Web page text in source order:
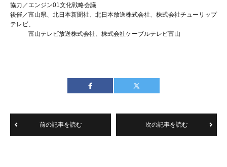
協力／エンジン01文化戦略会議
後催／富山県、北日本新聞社、北日本放送株式会社、株式会社チューリップ
テレビ、
富山テレビ放送株式会社、株式会社ケーブルテレビ富山
前の記事を読む 次の記事を読む